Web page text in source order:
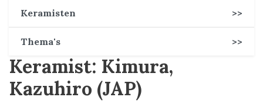
Keramisten >>
Thema's >>
Keramist: Kimura,
Kazuhiro (JAP)